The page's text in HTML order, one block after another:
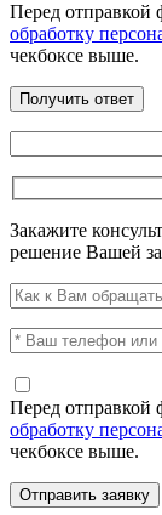
Перед отправкой
обработку
чекбоксе выше.
Закажите
решение Вашей
Перед отправкой
обработку
чекбоксе выше.